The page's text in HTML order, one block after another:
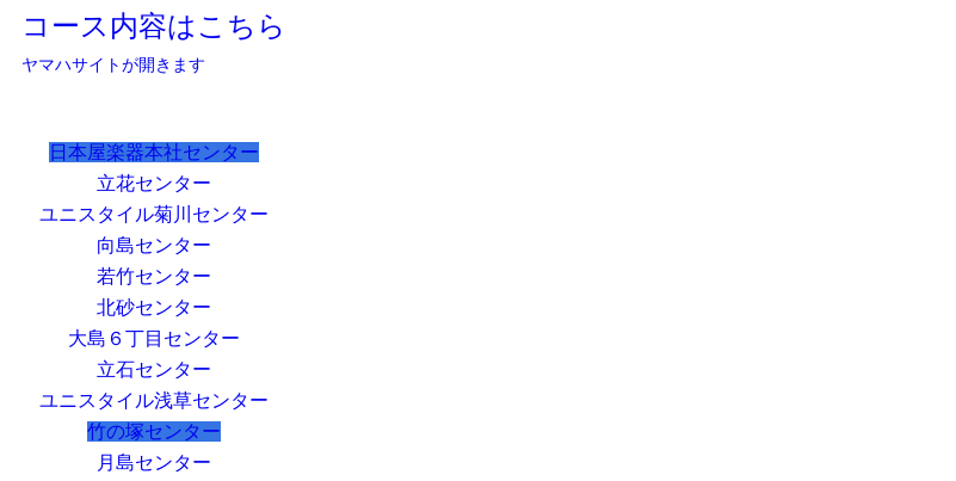
コース内容はこちら
ヤマハサイトが開きます
日本屋楽器本社センター
立花センター
ユニスタイル菊川センター
向島センター
若竹センター
北砂センター
大島６丁目センター
立石センター
ユニスタイル浅草センター
竹の塚センター
月島センター